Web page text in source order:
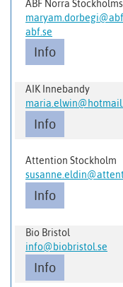
ABF Norra
abf.se
Info
AIK Innebandy
Info
Attention Stockholm
Info
Bio Bristol
info@biobristol.se
Info